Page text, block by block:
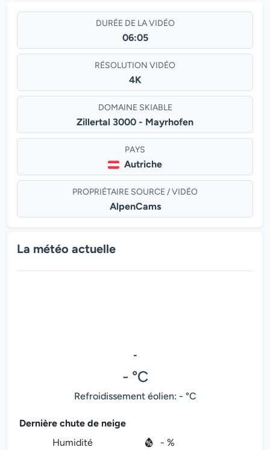
DURÉE DE LA VIDÉO
06:05
RÉSOLUTION VIDÉO
4K
DOMAINE SKIABLE
Zillertal 3000 - Mayrhofen
PAYS
Autriche
PROPRIÉTAIRE SOURCE / VIDÉO
AlpenCams
La météo actuelle
-
- °C
Refroidissement éolien: - °C
Dernière chute de neige
Humidité
- %